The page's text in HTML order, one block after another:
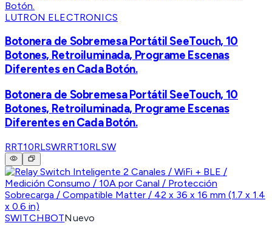
LUTRON ELECTRONICS
Botonera de Sobremesa Portátil SeeTouch, 10
Botones, Retroiluminada, Programe Escenas
Diferentes en Cada Botón.
Botonera de Sobremesa Portátil SeeTouch, 10
Botones, Retroiluminada, Programe Escenas
Diferentes en Cada Botón.
RRT10RLSWRRT10RLSW
SWITCHBOTNuevo